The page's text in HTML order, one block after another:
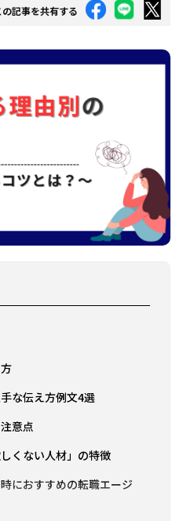
の記事を共有する
な伝え方例文4選
意点
くない人材」の特徴
におすすめの転職エージ